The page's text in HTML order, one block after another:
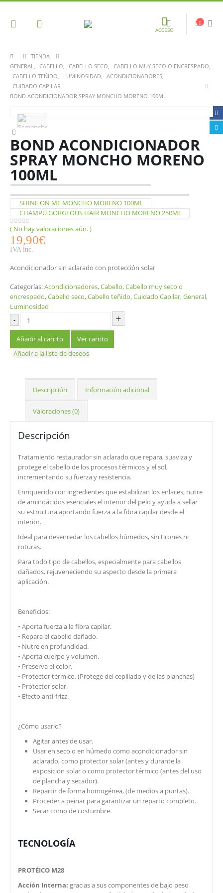
ACCESO
TIENDA
GENERAL, CABELLO, CABELLO SECO, CABELLO MUY SECO O ENCRESPADO,
CABELLO TEÑIDO, LUMINOSIDAD, ACONDICIONADORES,
CUIDADO CAPILAR
BOND ACONDICIONADOR SPRAY MONCHO MORENO 100ML
BOND ACONDICIONADOR
SPRAY MONCHO MORENO
100ML
SHINE ON ME MONCHO MORENO 100ML
CHAMPÚ GORGEOUS HAIR MONCHO MORENO 250ML
0 out of 5
( No hay valoraciones aún. )
19,90€
IVA inc.
Acondicionador sin aclarado con protección solar
Categorías:Acondicionadores,Cabello,Cabello muy seco o
encrespado,Cabello seco,Cabello teñido,Cuidado Capilar,General,
Luminosidad
-
+
Añadir al carrito
Ver carrito
Añadir a la lista de deseos
Descripción Información adicional
Valoraciones (0)
Descripción
Tratamiento restaurador sin aclarado que repara, suaviza y
protege el cabello de los procesos térmicos y el sol,
incrementando su fuerza y resistencia.
Enriquecido con ingredientes que estabilizan los enlaces, nutre
de aminoácidos esenciales el interior del pelo y ayuda a sellar
su estructura aportando fuerza a la fibra capilar desde el
interior.
Ideal para desenredar los cabellos húmedos, sin tirones ni
roturas.
Para todo tipo de cabellos, especialmente para cabellos
dañados, rejuveneciendo su aspecto desde la primera
aplicación.
Beneficios:
• Aporta fuerza a la fibra capilar.
• Repara el cabello dañado.
• Nutre en profundidad.
• Aporta cuerpo y volumen.
• Preserva el color.
• Protector térmico. (Protege del cepillado y de las planchas)
• Protector solar.
• Efecto anti-frizz.
¿Cómo usarlo?
Agitar antes de usar.
Usar en seco o en húmedo como acondicionador sin
aclarado, como protector solar (antes y durante la
exposición solar o como protector térmico (antes del uso
de plancha y secador).
Repartir de forma homogénea, (de medios a puntas).
Proceder a peinar para garantizar un reparto completo.
Secar como de costumbre.
TECNOLOGÍA
PROTÉICO M28
Acción Interna: gracias a sus componentes de bajo peso